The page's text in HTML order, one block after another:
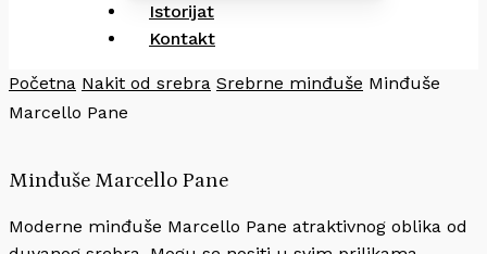
Istorijat
Kontakt
Početna Nakit od srebra Srebrne minđuše Minđuše
Marcello Pane
Minđuše Marcello Pane
Moderne minđuše Marcello Pane atraktivnog oblika od